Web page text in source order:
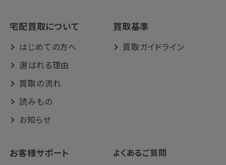
宅配買取について
はじめての方へ
選ばれる理由
買取の流れ
読みもの
お知らせ
買取基準
買取ガイドライン
お客様サポート
よくあるご質問